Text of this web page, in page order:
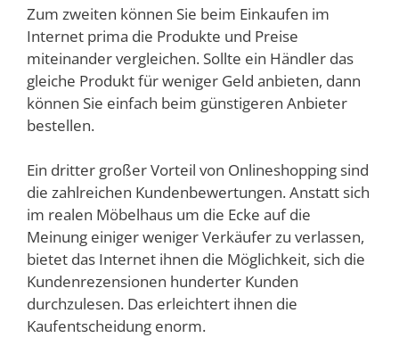
Zum zweiten können Sie beim Einkaufen im
Internet prima die Produkte und Preise
miteinander vergleichen. Sollte ein Händler das
gleiche Produkt für weniger Geld anbieten, dann
können Sie einfach beim günstigeren Anbieter
bestellen.
Ein dritter großer Vorteil von Onlineshopping sind
die zahlreichen Kundenbewertungen. Anstatt sich
im realen Möbelhaus um die Ecke auf die
Meinung einiger weniger Verkäufer zu verlassen,
bietet das Internet ihnen die Möglichkeit, sich die
Kundenrezensionen hunderter Kunden
durchzulesen. Das erleichtert ihnen die
Kaufentscheidung enorm.